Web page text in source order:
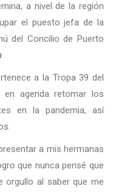
a nivel de la región
el puesto jefa de la
del Concilio de Puerto
.
a la Tropa 39 del
en agenda retomar los
en la pandemia, así
a mis hermanas
que nunca pensé que
orgullo al saber que me